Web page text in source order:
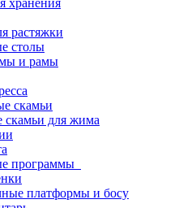
хранения
растяжки
столы
и рамы
скамьи
для жима
программы
платформы и босу